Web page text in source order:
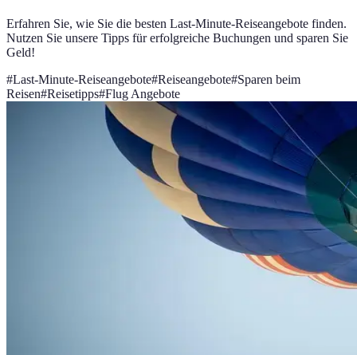
Erfahren Sie, wie Sie die besten Last-Minute-Reiseangebote finden.
Nutzen Sie unsere Tipps für erfolgreiche Buchungen und sparen Sie
Geld!
#Last-Minute-Reiseangebote#Reiseangebote#Sparen beim
Reisen#Reisetipps#Flug Angebote